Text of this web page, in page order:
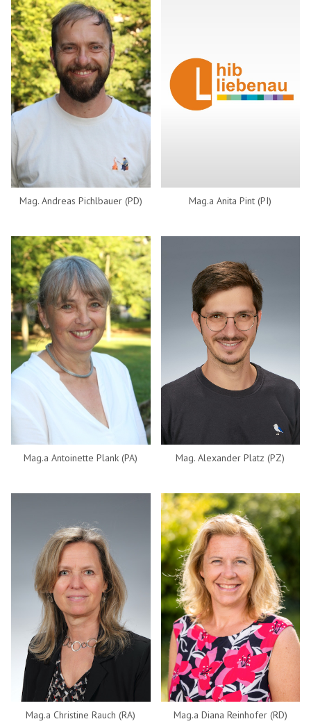
Mag. Andreas Pichlbauer (PD) Mag.a Anita Pint (PI)
Mag.a Antoinette Plank (PA) Mag. Alexander Platz (PZ)
Mag.a Christine Rauch (RA) Mag.a Diana Reinhofer (RD)